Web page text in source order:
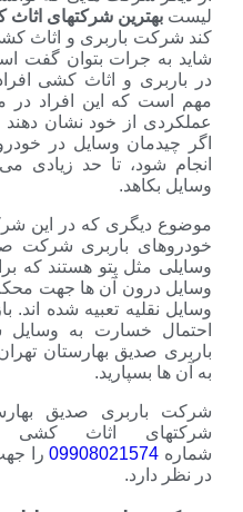
شرکتهای اثاث کشی در
باربری و اثاث کشی صدیق
بتوان گفت اساسی ترین
و اثاث کشی افراد شرکت
این افراد در مراحل
خود نشان دهند و این کار را
وسایل در خودروهای حمل
تا حد زیادی می تواند از
که در این شرکت دیده
باربری شرکت صدیق
پتو هستند که برای جمع
آن ها جهت محکم کردن و
تعبیه شده اند. باز هم روش
به وسایل شما. بدون
بهارستان تهران اعتماد
صدیق بهارستان تهران
اثاث کشی در
را جهت برقراری